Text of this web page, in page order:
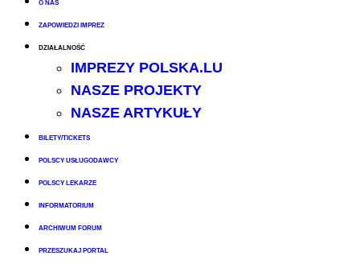
O NAS
ZAPOWIEDZI IMPREZ
DZIAŁALNOŚĆ
IMPREZY POLSKA.LU
NASZE PROJEKTY
NASZE ARTYKUŁY
BILETY/TICKETS
POLSCY USŁUGODAWCY
POLSCY LEKARZE
INFORMATORIUM
ARCHIWUM FORUM
PRZESZUKAJ PORTAL